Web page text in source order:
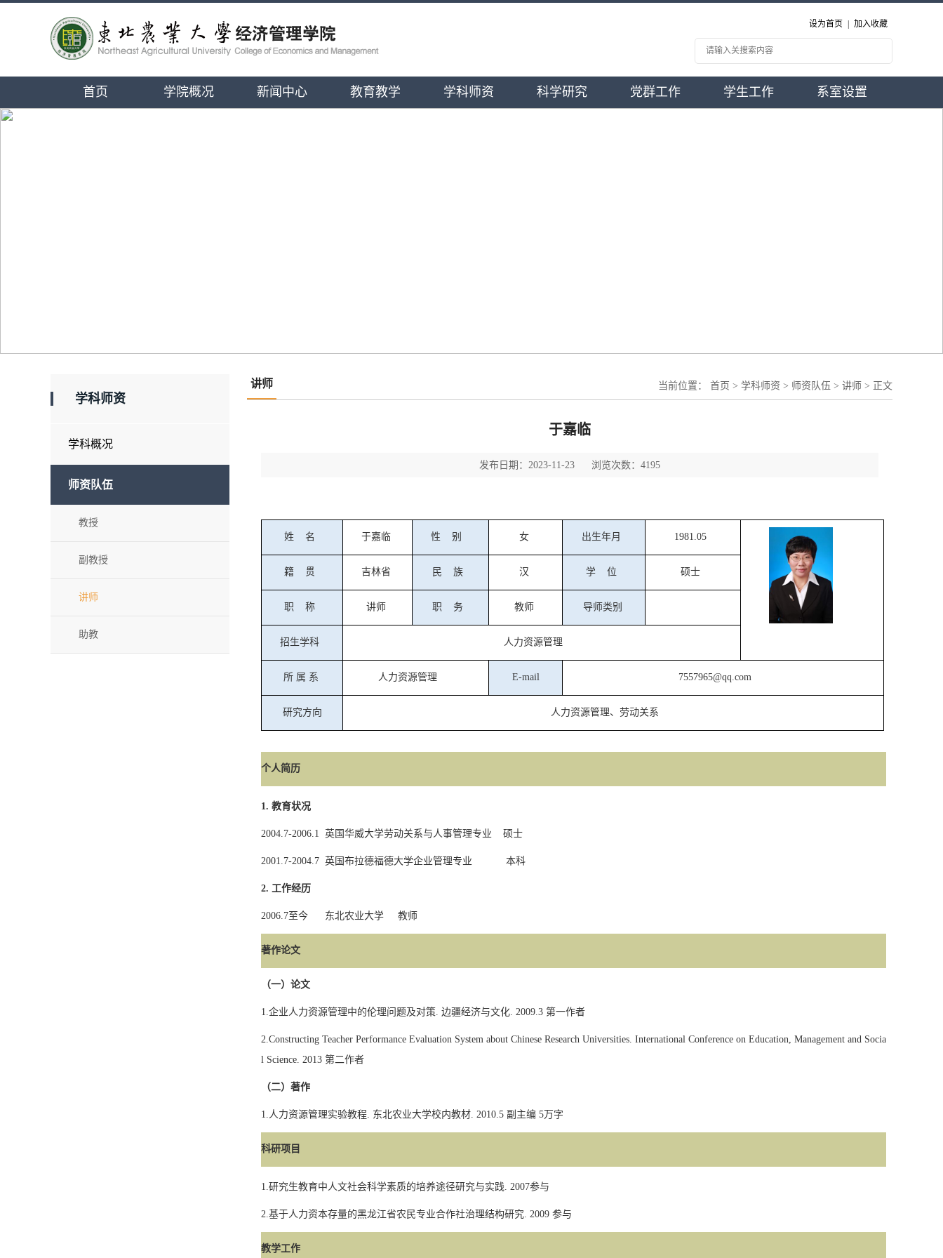
设为首页 加入收藏
首页 学院概况 新闻中心 教育教学 学科师资 科学研究 党群工作 学生工作 系室设置
学科师资
学科概况
师资队伍
教授
副教授
讲师
助教
讲师 当前位置： 首页 > 学科师资 > 师资队伍 > 讲师 > 正文
于嘉临
发布日期：2023-11-23 浏览次数：4195
姓 名 于嘉临 性 别 女 出生年月 1981.05
籍 贯 吉林省 民 族 汉 学 位 硕士
职 称 讲师 职 务 教师 导师类别
招生学科 人力资源管理
所 属 系 人力资源管理 E-mail 7557965@qq.com
研究方向 人力资源管理、劳动关系
个人简历
1. 教育状况
2004.7-2006.1 英国华威大学劳动关系与人事管理专业 硕士
2001.7-2004.7 英国布拉德福德大学企业管理专业 本科
2. 工作经历
2006.7至今 东北农业大学 教师
著作论文
（一）论文
1.企业人力资源管理中的伦理问题及对策. 边疆经济与文化. 2009.3 第一作者
2.Constructing Teacher Performance Evaluation System about Chinese Research Universities. International Conference on Education, Management and Socia
l Science. 2013 第二作者
（二）著作
1.人力资源管理实验教程. 东北农业大学校内教材. 2010.5 副主编 5万字
科研项目
1.研究生教育中人文社会科学素质的培养途径研究与实践. 2007参与
2.基于人力资本存量的黑龙江省农民专业合作社治理结构研究. 2009 参与
教学工作